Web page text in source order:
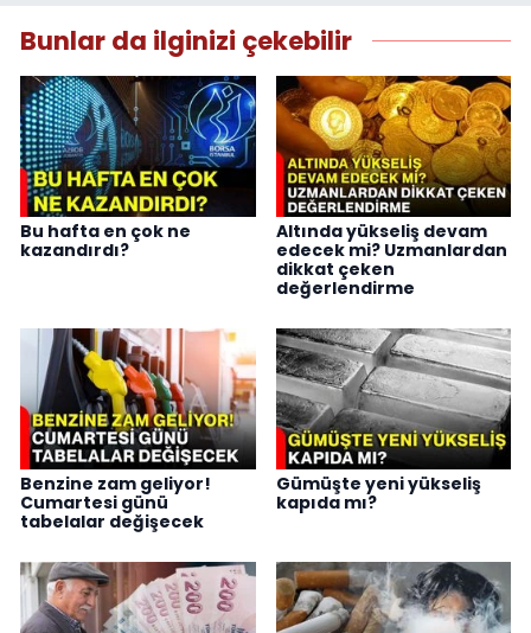
Bunlar da ilginizi çekebilir
Bu hafta en çok ne
kazandırdı?
Altında yükseliş devam
edecek mi? Uzmanlardan
dikkat çeken
değerlendirme
Benzine zam geliyor!
Cumartesi günü
tabelalar değişecek
Gümüşte yeni yükseliş
kapıda mı?